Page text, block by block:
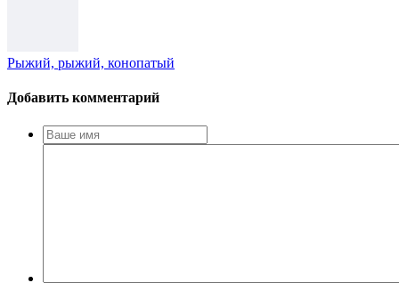
Рыжий, рыжий, конопатый
Добавить комментарий